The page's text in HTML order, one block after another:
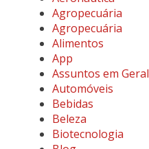
Agropecuária
Agropecuária
Alimentos
App
Assuntos em Geral
Automóveis
Bebidas
Beleza
Biotecnologia